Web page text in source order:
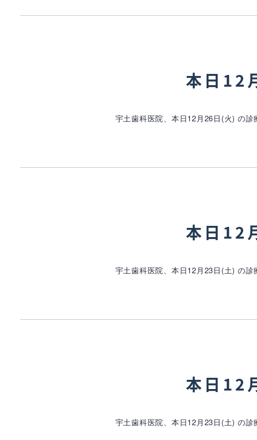
本日12
宇土歯科医院、本日12月26日(火) の
本日12
宇土歯科医院、本日12月23日(土) の
本日12
宇土歯科医院、本日12月23日(土) の